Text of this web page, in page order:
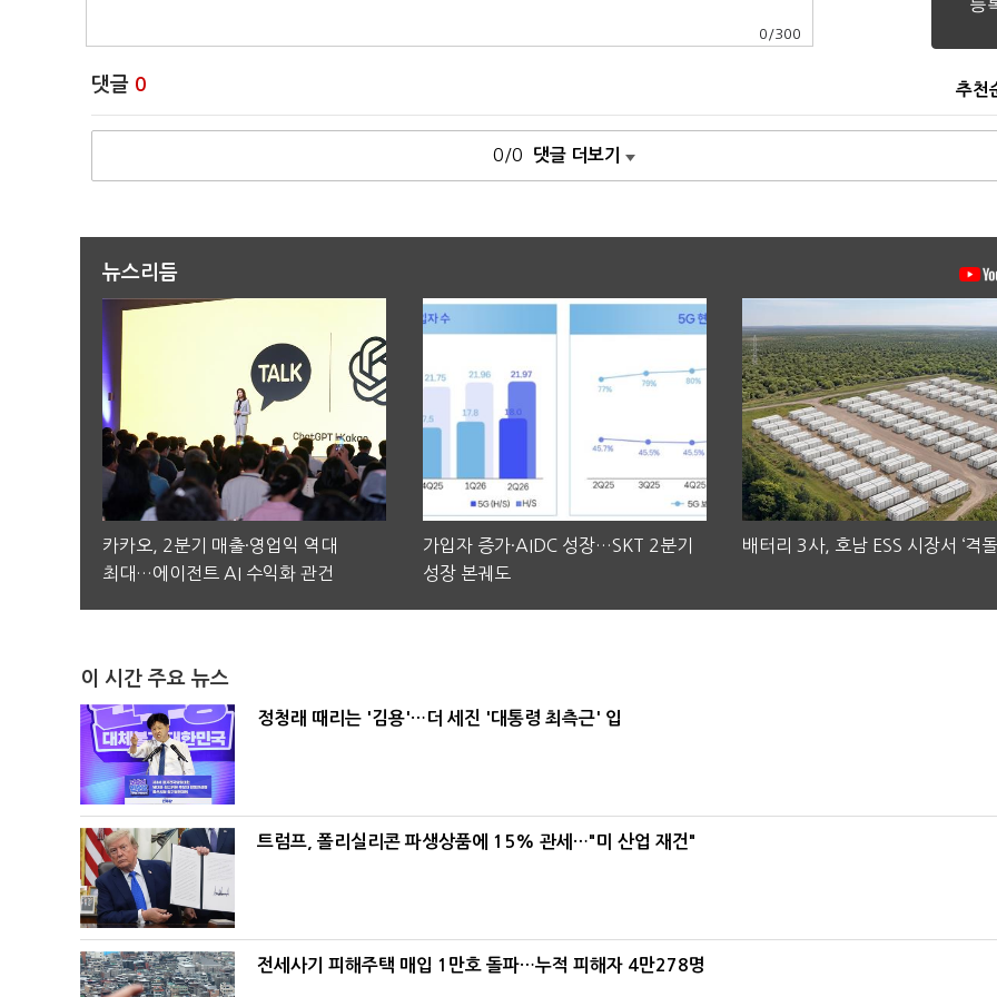
0 /300
댓글 0 추천
0/0 댓글 더보기
뉴스리듬
카카오, 2분기 매출·영업익 역대
최대…에이전트 AI 수익화 관건
가입자 증가·AIDC 성장…SKT 2분기
성장 본궤도
배터리 3사, 호남 ESS 시장서 ‘격돌
이 시간 주요 뉴스
정청래 때리는 '김용'…더 세진 '대통령 최측근' 입
트럼프, 폴리실리콘 파생상품에 15% 관세…"미 산업 재건"
전세사기 피해주택 매입 1만호 돌파…누적 피해자 4만278명